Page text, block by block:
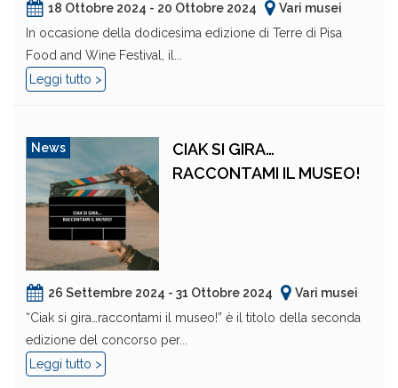
18 Ottobre 2024 - 20 Ottobre 2024
Vari musei
In occasione della dodicesima edizione di Terre di Pisa
Food and Wine Festival, il...
Leggi tutto >
News
CIAK SI GIRA…
RACCONTAMI IL MUSEO!
26 Settembre 2024 - 31 Ottobre 2024
Vari musei
“Ciak si gira…raccontami il museo!” è il titolo della seconda
edizione del concorso per...
Leggi tutto >